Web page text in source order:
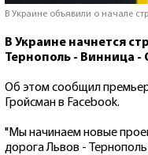
В Украине объявили о начале
В Украине начнется
Тернополь - Винница -
Об этом сообщил
Гройсман в Facebook.
"Мы начинаем новые
дорога Львов -